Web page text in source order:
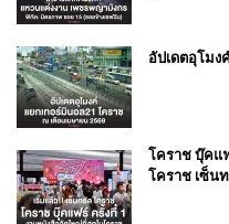
อัปเดตอุโม
โคราช บุ๊คแ
โคราช เซ็น